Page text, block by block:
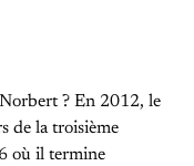
? En 2012, le
de la troisième
où il termine